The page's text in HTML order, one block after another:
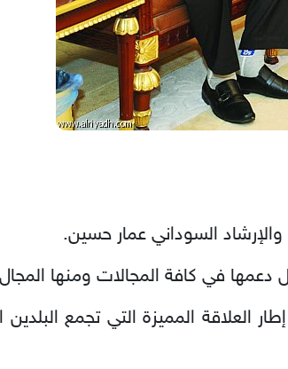
السوداني عمار حسين.
دعمها في كافة المجالات ومنها
العلاقة المميزة التي تجمع